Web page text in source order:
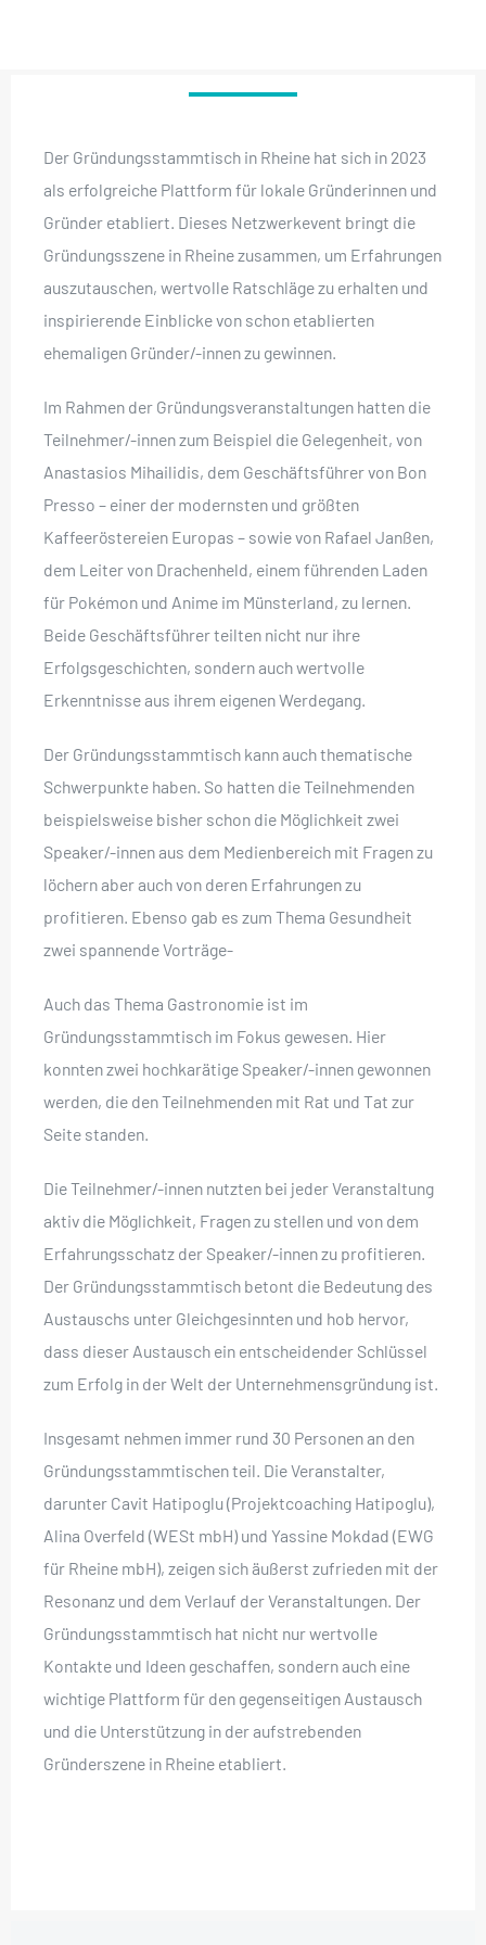
Der Gründungsstammtisch in Rheine hat sich in 2023
als erfolgreiche Plattform für lokale Gründerinnen und
Gründer etabliert. Dieses Netzwerkevent bringt die
Gründungsszene in Rheine zusammen, um Erfahrungen
auszutauschen, wertvolle Ratschläge zu erhalten und
inspirierende Einblicke von schon etablierten
ehemaligen Gründer/-innen zu gewinnen.
Im Rahmen der Gründungsveranstaltungen hatten die
Teilnehmer/-innen zum Beispiel die Gelegenheit, von
Anastasios Mihailidis, dem Geschäftsführer von Bon
Presso – einer der modernsten und größten
Kaffeeröstereien Europas – sowie von Rafael Janßen,
dem Leiter von Drachenheld, einem führenden Laden
für Pokémon und Anime im Münsterland, zu lernen.
Beide Geschäftsführer teilten nicht nur ihre
Erfolgsgeschichten, sondern auch wertvolle
Erkenntnisse aus ihrem eigenen Werdegang.
Der Gründungsstammtisch kann auch thematische
Schwerpunkte haben. So hatten die Teilnehmenden
beispielsweise bisher schon die Möglichkeit zwei
Speaker/-innen aus dem Medienbereich mit Fragen zu
löchern aber auch von deren Erfahrungen zu
profitieren. Ebenso gab es zum Thema Gesundheit
zwei spannende Vorträge-
Auch das Thema Gastronomie ist im
Gründungsstammtisch im Fokus gewesen. Hier
konnten zwei hochkarätige Speaker/-innen gewonnen
werden, die den Teilnehmenden mit Rat und Tat zur
Seite standen.
Die Teilnehmer/-innen nutzten bei jeder Veranstaltung
aktiv die Möglichkeit, Fragen zu stellen und von dem
Erfahrungsschatz der Speaker/-innen zu profitieren.
Der Gründungsstammtisch betont die Bedeutung des
Austauschs unter Gleichgesinnten und hob hervor,
dass dieser Austausch ein entscheidender Schlüssel
zum Erfolg in der Welt der Unternehmensgründung ist.
Insgesamt nehmen immer rund 30 Personen an den
Gründungsstammtischen teil. Die Veranstalter,
darunter Cavit Hatipoglu (Projektcoaching Hatipoglu),
Alina Overfeld (WESt mbH) und Yassine Mokdad (EWG
für Rheine mbH), zeigen sich äußerst zufrieden mit der
Resonanz und dem Verlauf der Veranstaltungen. Der
Gründungsstammtisch hat nicht nur wertvolle
Kontakte und Ideen geschaffen, sondern auch eine
wichtige Plattform für den gegenseitigen Austausch
und die Unterstützung in der aufstrebenden
Gründerszene in Rheine etabliert.